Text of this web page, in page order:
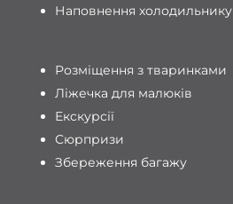
Наповнення холодильнику
Розміщення з тваринками
Ліжечка для малюків
Екскурсії
Сюрпризи
Збереження багажу